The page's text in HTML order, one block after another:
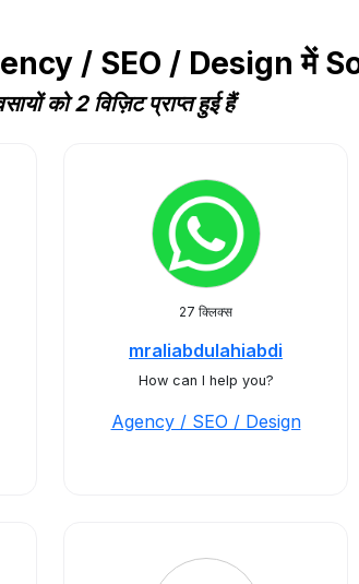
/ SEO / Design में
को 2 विज़िट प्राप्त हुई हैं
27 क्लिक्स
mraliabdulahiabdi
How can I help you?
Agency / SEO / Design